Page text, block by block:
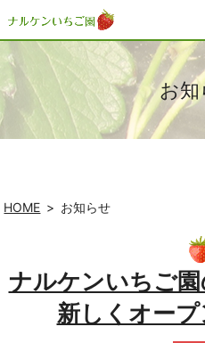
お知
HOME お知らせ
ナルケンいちご
新しくオープ